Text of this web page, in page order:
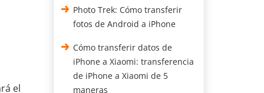
el
Photo Trek: Cómo transferir
fotos de Android a iPhone
Cómo transferir datos de
iPhone a Xiaomi: transferencia
de iPhone a Xiaomi de 5
maneras